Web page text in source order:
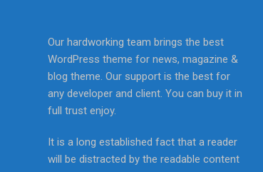
Our hardworking team brings the best
WordPress theme for news, magazine &
blog theme. Our support is the best for
any developer and client. You can buy it in
full trust enjoy.
It is a long established fact that a reader
will be distracted by the readable content